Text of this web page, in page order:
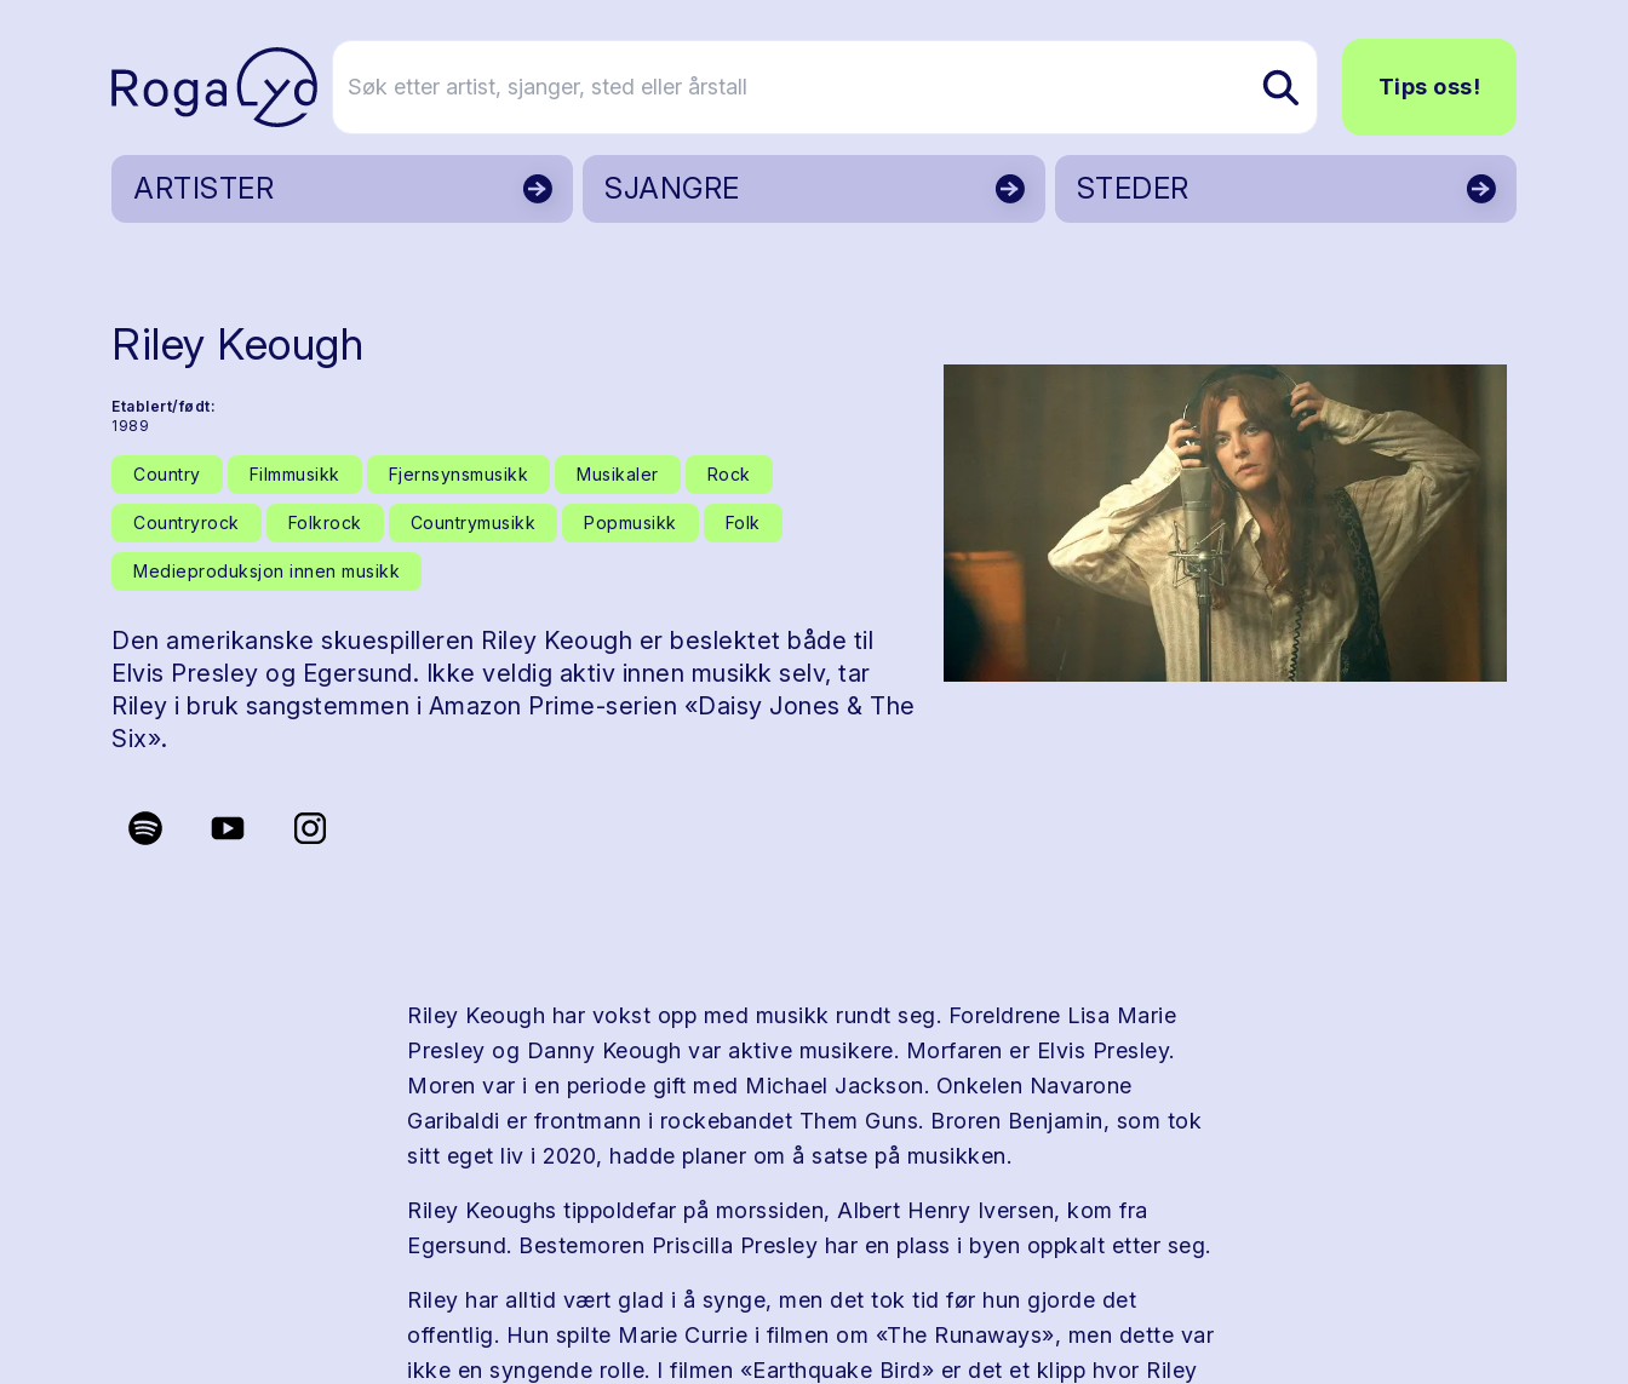
Tips oss!
ARTISTER SJANGRE STEDER
Riley Keough
Etablert/født:
1989
Country Filmmusikk Fjernsynsmusikk Musikaler Rock
Countryrock Folkrock Countrymusikk Popmusikk Folk
Medieproduksjon innen musikk
Den amerikanske skuespilleren Riley Keough er beslektet både til
Elvis Presley og Egersund. Ikke veldig aktiv innen musikk selv, tar
Riley i bruk sangstemmen i Amazon Prime-serien «Daisy Jones & The
Six».
Riley Keough har vokst opp med musikk rundt seg. Foreldrene Lisa Marie
Presley og Danny Keough var aktive musikere. Morfaren er Elvis Presley.
Moren var i en periode gift med Michael Jackson. Onkelen Navarone
Garibaldi er frontmann i rockebandet Them Guns. Broren Benjamin, som tok
sitt eget liv i 2020, hadde planer om å satse på musikken.
Riley Keoughs tippoldefar på morssiden, Albert Henry Iversen, kom fra
Egersund. Bestemoren Priscilla Presley har en plass i byen oppkalt etter seg.
Riley har alltid vært glad i å synge, men det tok tid før hun gjorde det
offentlig. Hun spilte Marie Currie i filmen om «The Runaways», men dette var
ikke en syngende rolle. I filmen «Earthquake Bird» er det et klipp hvor Riley